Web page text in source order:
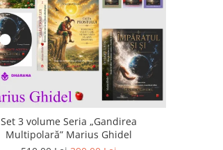
Set 3 volume Seria „Gandirea
Multipolară” Marius Ghidel